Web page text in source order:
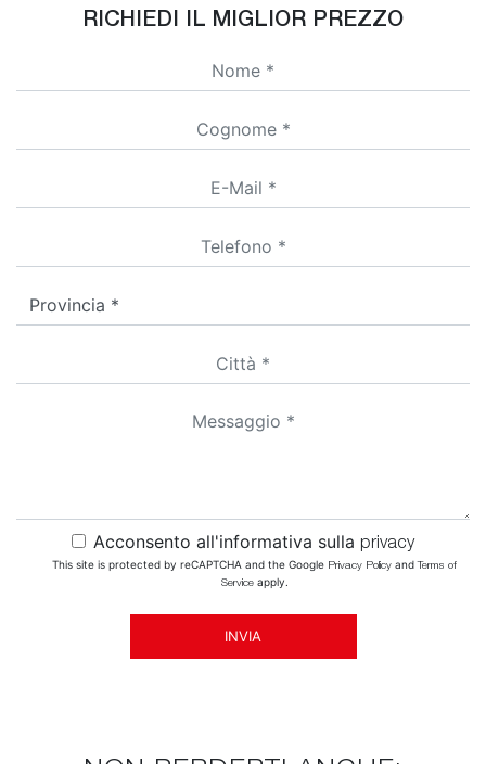
RICHIEDI IL MIGLIOR PREZZO
Acconsento all'informativa sulla privacy
This site is protected by reCAPTCHA and the Google Privacy Policyand Terms of
Serviceapply.
INVIA